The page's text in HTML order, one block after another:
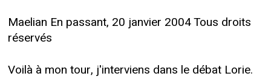
Maelian En passant, 20 janvier 2004 Tous droits
réservés
Voilà à mon tour, j'interviens dans le débat Lorie.